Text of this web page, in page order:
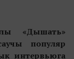
«Дышать»
популяр
интервьюга